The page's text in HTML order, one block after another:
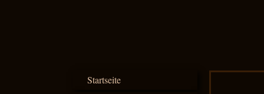
Startseite